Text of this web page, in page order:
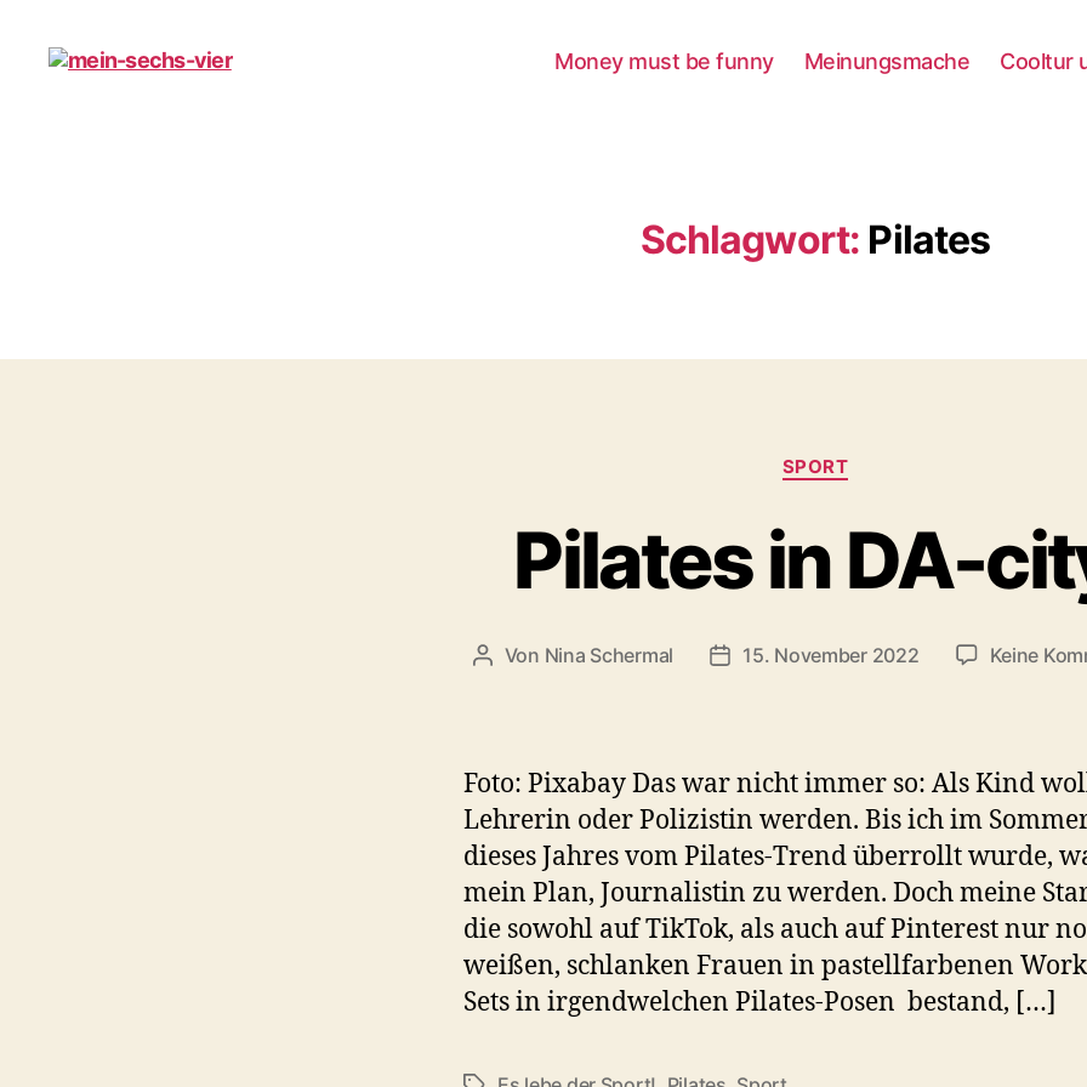
Money must be funny Meinungsmache Cooltur
Schlagwort: Pilates
Kategorien
SPORT
Pilates in DA-
Beitragsautor
Von Nina Schermal Beitragsdatum
15. November 2022 Keine
Foto: Pixabay Das war nicht immer so: Als Kind
Lehrerin oder Polizistin werden. Bis ich im
dieses Jahres vom Pilates-Trend überrollt wurde,
mein Plan, Journalistin zu werden. Doch meine
die sowohl auf TikTok, als auch auf Pinterest nur
weißen, schlanken Frauen in pastellfarbenen
Sets in irgendwelchen Pilates-Posen bestand, […]